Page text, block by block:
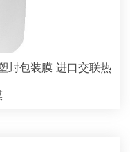
封包装膜 进口交联热